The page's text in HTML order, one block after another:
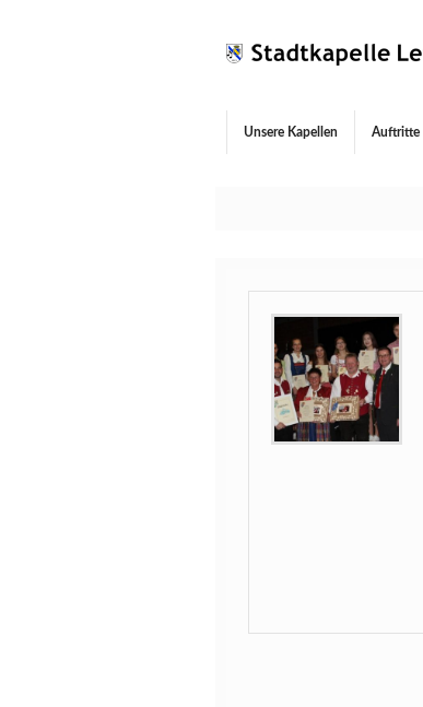
Unsere Kapellen Auftritte